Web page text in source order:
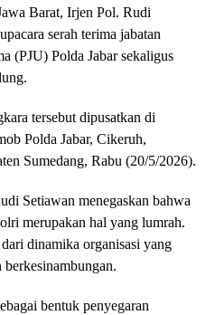
Barat, Irjen Pol. Rudi
serah terima jabatan
(PJU) Polda Jabar sekaligus
tersebut dipusatkan di
Polda Jabar, Cikeruh,
Sumedang, Rabu (20/5/2026).
Setiawan menegaskan bahwa
merupakan hal yang lumrah.
dinamika organisasi yang
berkesinambungan.
bentuk penyegaran